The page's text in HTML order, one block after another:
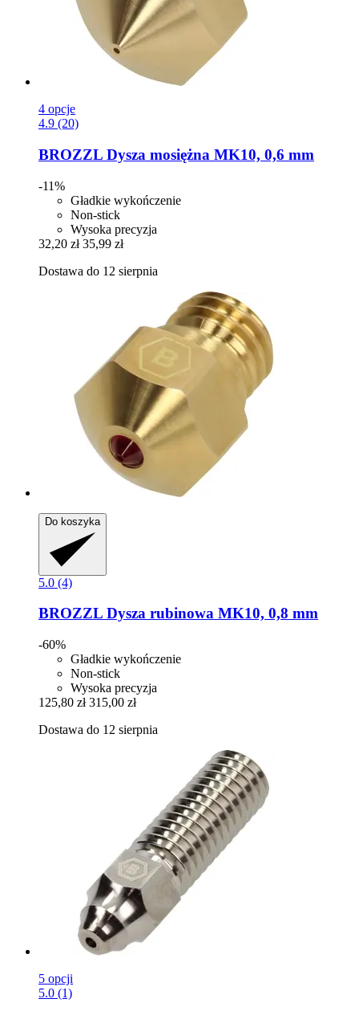
4 opcje
4.9 (20)
BROZZL Dysza mosiężna MK10, 0,6 mm
-11%
Gładkie wykończenie
Non-stick
Wysoka precyzja
32,20 zł 35,99 zł
Dostawa do 12 sierpnia
Do koszyka
5.0 (4)
BROZZL Dysza rubinowa MK10, 0,8 mm
-60%
Gładkie wykończenie
Non-stick
Wysoka precyzja
125,80 zł 315,00 zł
Dostawa do 12 sierpnia
5 opcji
5.0 (1)